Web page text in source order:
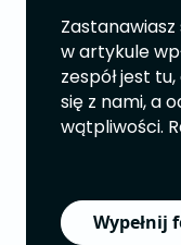
w artykule
zespół jest
się z nami, a
wątpliwości.
Wypełnij